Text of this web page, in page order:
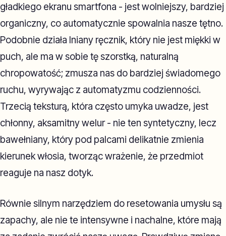
gładkiego ekranu smartfona - jest wolniejszy, bardziej
organiczny, co automatycznie spowalnia nasze tętno.
Podobnie działa lniany ręcznik, który nie jest miękki w
puch, ale ma w sobie tę szorstką, naturalną
chropowatość; zmusza nas do bardziej świadomego
ruchu, wyrywając z automatyzmu codzienności.
Trzecią teksturą, która często umyka uwadze, jest
chłonny, aksamitny welur - nie ten syntetyczny, lecz
bawełniany, który pod palcami delikatnie zmienia
kierunek włosia, tworząc wrażenie, że przedmiot
reaguje na nasz dotyk.
Równie silnym narzędziem do resetowania umysłu są
zapachy, ale nie te intensywne i nachalne, które mają